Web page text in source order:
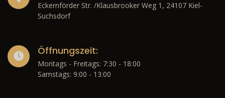
Eckernförder Str. /Klausbrooker Weg 1, 24107 Kiel-
Suchsdorf
Öffnungszeit:
Montags - Freitags: 7:30 - 18:00
Samstags: 9:00 - 13:00